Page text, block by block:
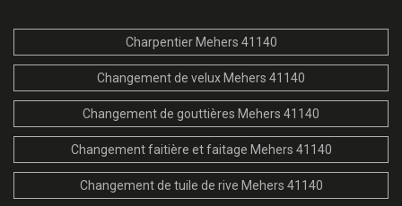
Charpentier Mehers 41140
Changement de velux Mehers 41140
Changement de gouttières Mehers 41140
Changement faitière et faitage Mehers 41140
Changement de tuile de rive Mehers 41140